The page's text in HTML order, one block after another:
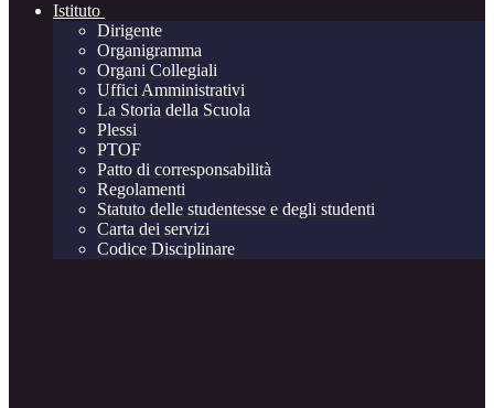
Istituto
Dirigente
Organigramma
Organi Collegiali
Uffici Amministrativi
La Storia della Scuola
Plessi
PTOF
Patto di corresponsabilità
Regolamenti
Statuto delle studentesse e degli studenti
Carta dei servizi
Codice Disciplinare